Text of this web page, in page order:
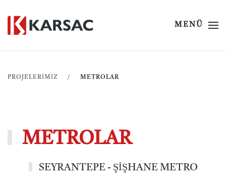
MENÜ
PROJELERİMİZ METROLAR
METROLAR
SEYRANTEPE - ŞİŞHANE METRO